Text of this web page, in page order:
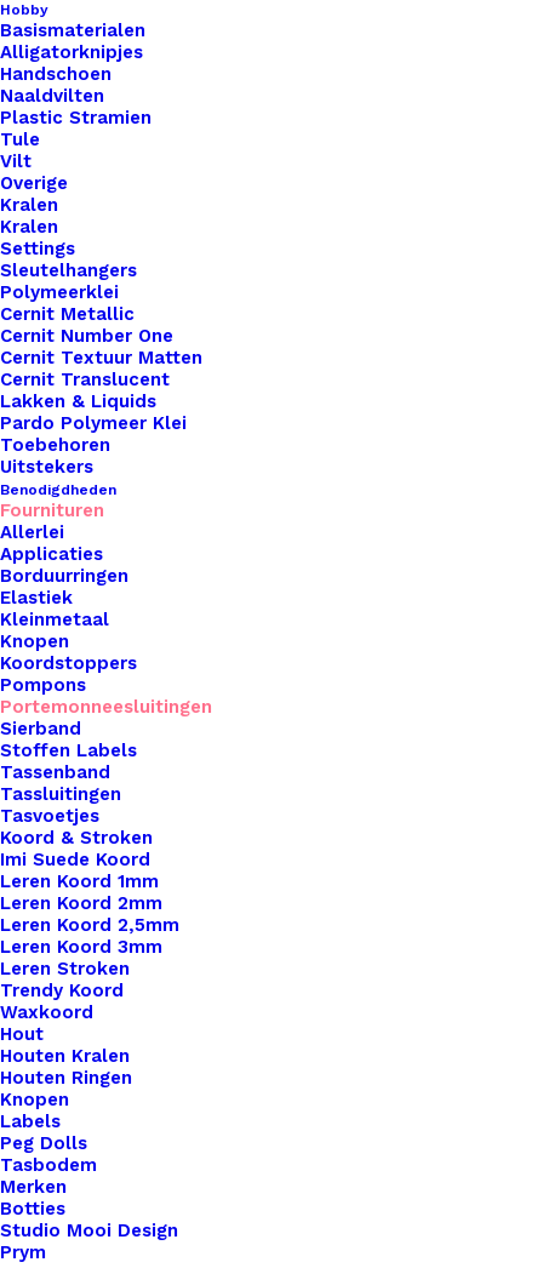
Hobby
Basismaterialen
Alligatorknipjes
Handschoen
Naaldvilten
Plastic Stramien
Tule
Vilt
Overige
Kralen
Kralen
Settings
Sleutelhangers
Polymeerklei
Cernit Metallic
Cernit Number One
Cernit Textuur Matten
Cernit Translucent
Lakken & Liquids
Pardo Polymeer Klei
Toebehoren
Uitstekers
Benodigdheden
Fournituren
Allerlei
Applicaties
Borduurringen
Elastiek
Kleinmetaal
Knopen
Koordstoppers
Pompons
Portemonneesluitingen
Sierband
Stoffen Labels
Tassenband
Tassluitingen
Tasvoetjes
Koord & Stroken
Imi Suede Koord
Leren Koord 1mm
Leren Koord 2mm
Leren Koord 2,5mm
Leren Koord 3mm
Leren Stroken
Trendy Koord
Waxkoord
Hout
Houten Kralen
Houten Ringen
Knopen
Labels
Peg Dolls
Tasbodem
Merken
Botties
Studio Mooi Design
Prym
Nog meer leuks!
Musketon Haak 8cm
€1,10